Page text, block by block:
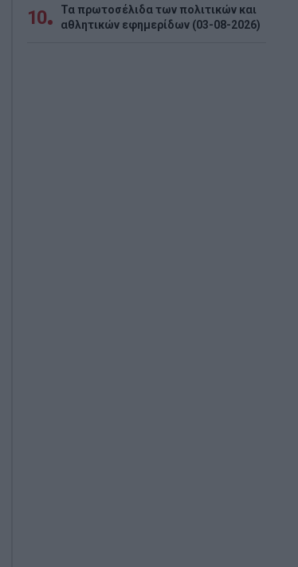
10
Τα πρωτοσέλιδα των πολιτικών και
αθλητικών εφημερίδων (03-08-2026)